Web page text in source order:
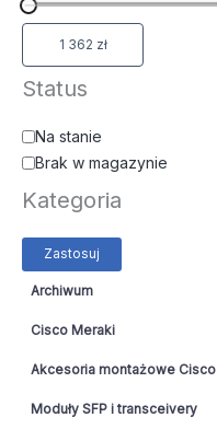
Status
Na stanie
Brak w magazynie
Kategoria
Zastosuj
Archiwum
Cisco Meraki
Akcesoria montażowe Cisco
Moduły SFP i transceivery